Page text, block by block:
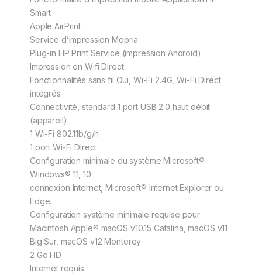
Smart
Apple AirPrint
Service d’impression Mopria
Plug-in HP Print Service (impression Android)
Impression en Wifi Direct
Fonctionnalités sans fil Oui, Wi-Fi 2.4G, Wi-Fi Direct
intégrés
Connectivité, standard 1 port USB 2.0 haut débit
(appareil)
1 Wi-Fi 802.11b/g/n
1 port Wi-Fi Direct
Configuration minimale du système Microsoft®
Windows® 11, 10
connexion Internet, Microsoft® Internet Explorer ou
Edge.
Configuration système minimale requise pour
Macintosh Apple® macOS v10.15 Catalina, macOS v11
Big Sur, macOS v12 Monterey
2 Go HD
Internet requis